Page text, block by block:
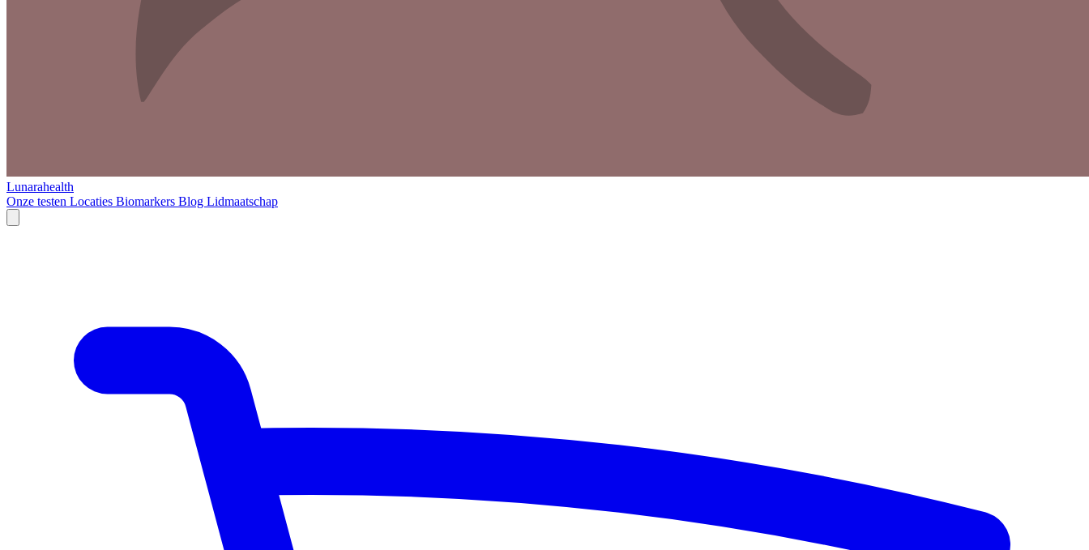
Lunarahealth
Onze testen Locaties Biomarkers Blog Lidmaatschap